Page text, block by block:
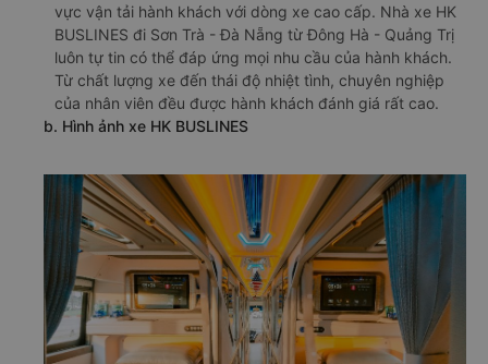
vực vận tải hành khách với dòng xe cao cấp. Nhà xe HK
BUSLINES đi Sơn Trà - Đà Nẵng từ Đông Hà - Quảng Trị
luôn tự tin có thể đáp ứng mọi nhu cầu của hành khách.
Từ chất lượng xe đến thái độ nhiệt tình, chuyên nghiệp
của nhân viên đều được hành khách đánh giá rất cao.
b. Hình ảnh xe HK BUSLINES